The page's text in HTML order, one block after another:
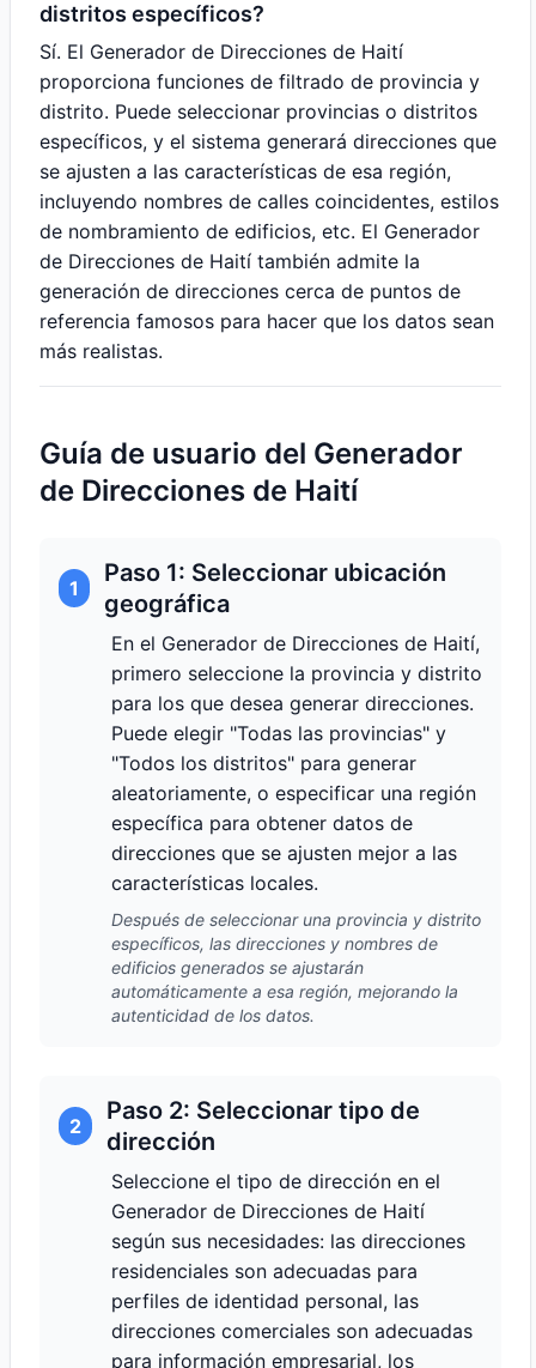
distritos específicos?
Sí. El Generador de Direcciones de Haití
proporciona funciones de filtrado de provincia y
distrito. Puede seleccionar provincias o distritos
específicos, y el sistema generará direcciones que
se ajusten a las características de esa región,
incluyendo nombres de calles coincidentes, estilos
de nombramiento de edificios, etc. El Generador
de Direcciones de Haití también admite la
generación de direcciones cerca de puntos de
referencia famosos para hacer que los datos sean
más realistas.
Guía de usuario del Generador
de Direcciones de Haití
1
Paso 1: Seleccionar ubicación
geográfica
En el Generador de Direcciones de Haití,
primero seleccione la provincia y distrito
para los que desea generar direcciones.
Puede elegir "Todas las provincias" y
"Todos los distritos" para generar
aleatoriamente, o especificar una región
específica para obtener datos de
direcciones que se ajusten mejor a las
características locales.
Después de seleccionar una provincia y distrito
específicos, las direcciones y nombres de
edificios generados se ajustarán
automáticamente a esa región, mejorando la
autenticidad de los datos.
2
Paso 2: Seleccionar tipo de
dirección
Seleccione el tipo de dirección en el
Generador de Direcciones de Haití
según sus necesidades: las direcciones
residenciales son adecuadas para
perfiles de identidad personal, las
direcciones comerciales son adecuadas
para información empresarial, los